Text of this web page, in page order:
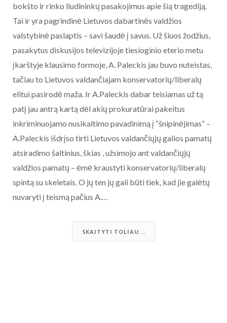
bokšto ir rinko liudininkų pasakojimus apie šią tragediją.
Tai ir yra pagrindinė Lietuvos dabartinės valdžios
valstybinė paslaptis – savi šaudė į savus. Už šiuos žodžius,
pasakytus diskusijos televizijoje tiesioginio eterio metu
įkarštyje klausimo formoje, A. Paleckis jau buvo nuteistas,
tačiau to Lietuvos valdančiajam konservatorių/liberalų
elitui pasirodė maža. Ir A.Paleckis dabar teisiamas už tą
patį jau antrą kartą dėl akių prokuratūrai pakeitus
inkriminuojamo nusikaltimo pavadinimą į “šnipinėjimas” –
A.Paleckis išdrįso tirti Lietuvos valdančiųjų galios pamatų
atsiradimo šaltinius, škias , užsimojo ant valdančiųjų
valdžios pamatų – ėmė kraustyti konservatorių/liberalų
spintą su skeletais. O jų ten jų gali būti tiek, kad jie galėtų
nuvaryti į teismą pačius A.…
SKAITYTI TOLIAU...